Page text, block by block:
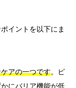
イントを以下にま
アの一つです。ピ
にバリア機能が低